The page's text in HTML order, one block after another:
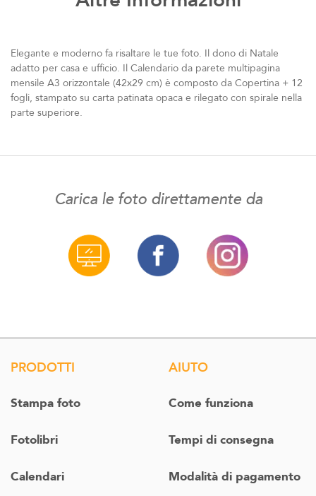
Elegante e moderno fa risaltare le tue foto. Il dono di Natale
adatto per casa e ufficio. Il Calendario da parete multipagina
mensile A3 orizzontale (42x29 cm) è composto da Copertina + 12
fogli, stampato su carta patinata opaca e rilegato con spirale nella
parte superiore.
Carica le foto direttamente da
PRODOTTI
Stampa foto
Fotolibri
Calendari
AIUTO
Come funziona
Tempi di consegna
Modalità di pagamento